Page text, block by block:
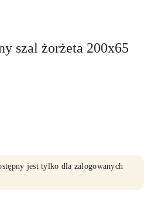
szal żorżeta 200x65
jest tylko dla zalogowanych